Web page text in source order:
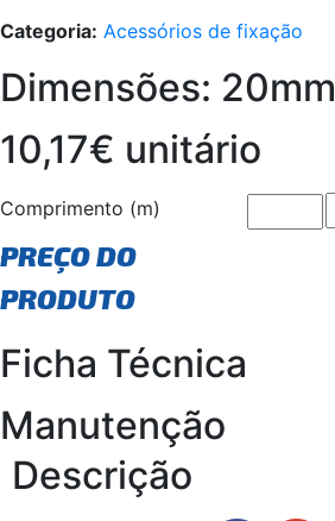
Categoria: Acessórios de fixação
Dimensões: 20mm
10,17€ unitário
Comprimento (m)
PREÇO DO
PRODUTO
Ficha Técnica
Manutenção
Descrição